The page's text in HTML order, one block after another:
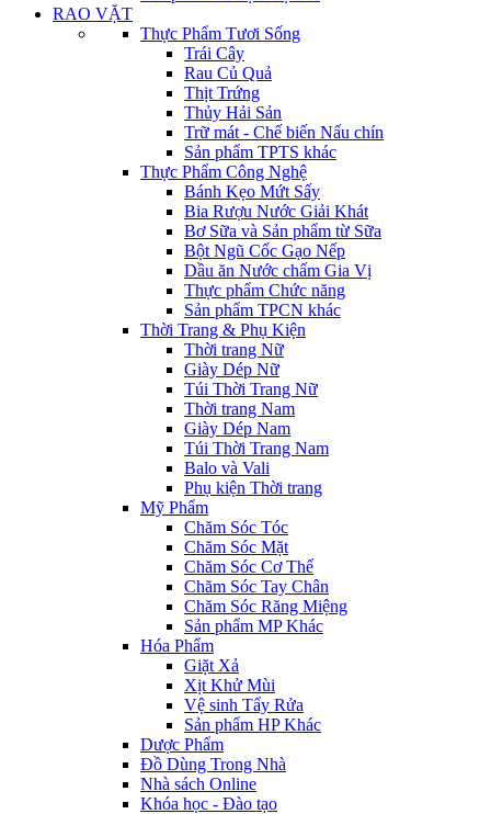
RAO VẶT
Thực Phẩm Tươi Sống
Trái Cây
Rau Củ Quả
Thịt Trứng
Thủy Hải Sản
Trữ mát - Chế biến Nấu chín
Sản phẩm TPTS khác
Thực Phẩm Công Nghệ
Bánh Kẹo Mứt Sấy
Bia Rượu Nước Giải Khát
Bơ Sữa và Sản phẩm từ Sữa
Bột Ngũ Cốc Gạo Nếp
Dầu ăn Nước chấm Gia Vị
Thực phẩm Chức năng
Sản phẩm TPCN khác
Thời Trang & Phụ Kiện
Thời trang Nữ
Giày Dép Nữ
Túi Thời Trang Nữ
Thời trang Nam
Giày Dép Nam
Túi Thời Trang Nam
Balo và Vali
Phụ kiện Thời trang
Mỹ Phẩm
Chăm Sóc Tóc
Chăm Sóc Mặt
Chăm Sóc Cơ Thể
Chăm Sóc Tay Chân
Chăm Sóc Răng Miệng
Sản phẩm MP Khác
Hóa Phẩm
Giặt Xả
Xịt Khử Mùi
Vệ sinh Tẩy Rửa
Sản phẩm HP Khác
Dược Phẩm
Đồ Dùng Trong Nhà
Nhà sách Online
Khóa học - Đào tạo